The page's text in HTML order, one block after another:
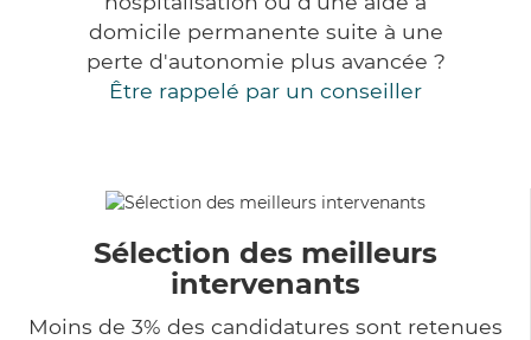
domicile permanente suite à une
perte d'autonomie plus avancée ?
Être rappelé par un conseiller
Sélection des meilleurs
intervenants
Moins de 3% des candidatures sont retenues